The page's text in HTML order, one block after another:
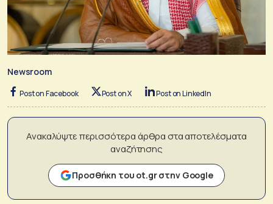
Newsroom
Post on Facebook Post on X Post on LinkedIn
Ανακαλύψτε περισσότερα άρθρα στα αποτελέσματα
αναζήτησης
Προσθήκη του ot.gr στην Google